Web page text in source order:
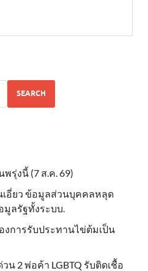
SEARCH
รุ่งนี้ (7 ส.ค. 69)
เอี่ยว ข้อมูลส่วนบุคคลหลุด
ลรัฐทั้งระบบ.
งการรับประทานไข่ต้มเป็น
น 2 พ่อค้า LGBTQ รับติดเชื้อ